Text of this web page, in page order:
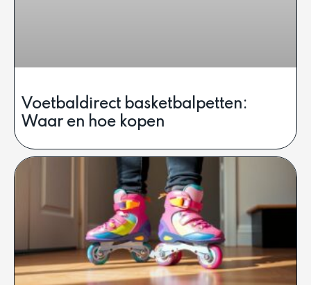
Voetbaldirect basketbalpetten:
Waar en hoe kopen